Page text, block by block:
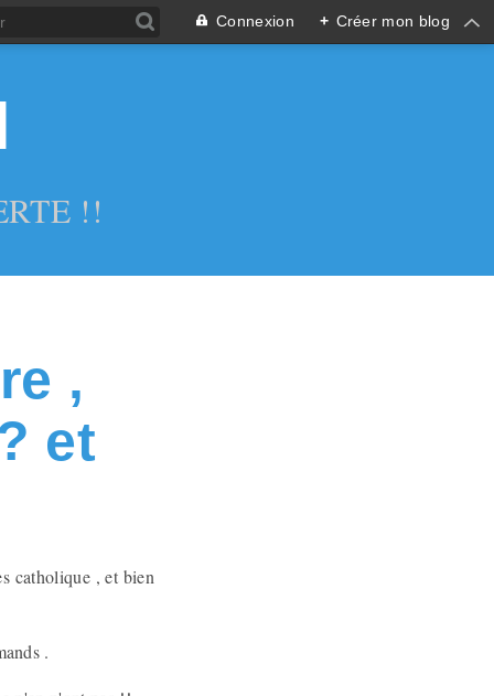
Connexion + Créer mon blog
!!
,
et
catholique , et bien
.